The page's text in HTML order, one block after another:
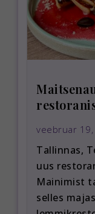
veebruar
Tallinnas,
uus
Mainimist
selles